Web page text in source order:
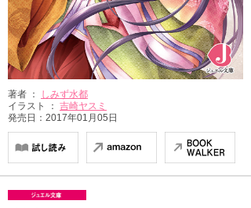
著者 ：
しみず水都
イラスト ： 吉崎ヤスミ
発売日：2017年01月05日